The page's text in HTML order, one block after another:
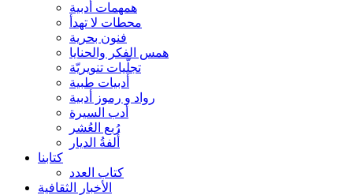
همهمات أدبية
محطات لا تهدأ
فنون بحرية
همس الفكر والحنايا
تجلّيات تنويريّة
أدبيات طبية
رواد و رموز أدبية
أدب السيرة
رُبع العُشر
أُلفةُ الديار
كتابنا
كتاب العدد
الأخبار الثقافية